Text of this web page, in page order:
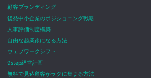
顧客ブランディング
後発中小企業のポジショニング戦略
人事評価制度構築
自由な起業家になる方法
ウェブワークシフト
9step経営計画
無料で見込顧客がラクに集まる方法